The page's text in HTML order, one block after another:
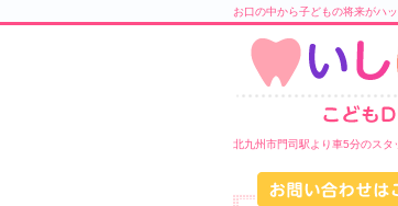
お口の中から子どもの将来がハ
北九州市門司駅より車5分のスタ